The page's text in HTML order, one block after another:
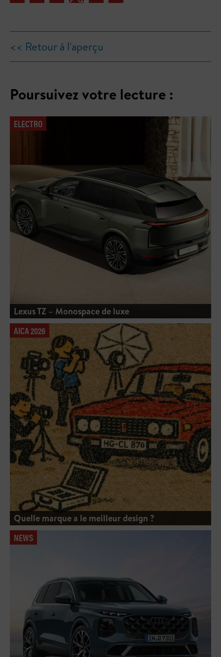
<< Retour à l'aperçu
Poursuivez votre lecture :
ELECTRO
Lexus TZ – Monospace de luxe
AICA 2026
Quelle marque a le meilleur design ?
NEWS